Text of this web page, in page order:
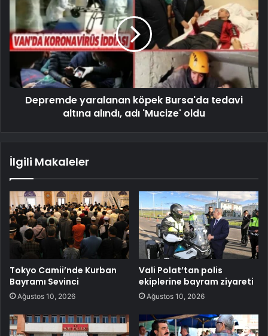
Depremde yaralanan köpek Bursa'da tedavi
altına alındı, adı 'Mucize' oldu
İlgili Makaleler
Tokyo Camii’nde Kurban
Bayramı Sevinci
Ağustos 10, 2026
Vali Polat’tan polis
ekiplerine bayram ziyareti
Ağustos 10, 2026